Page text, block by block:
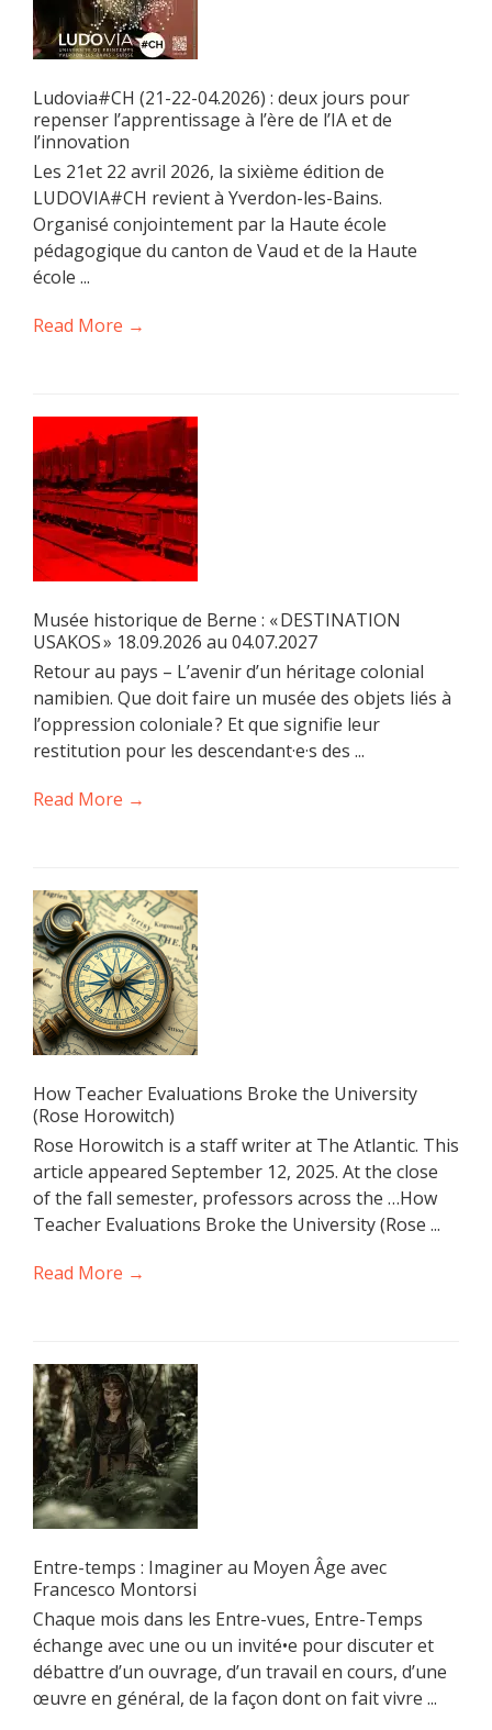
Ludovia#CH (21-22-04.2026) : deux jours pour
repenser l’apprentissage à l’ère de l’IA et de
l’innovation
Les 21et 22 avril 2026, la sixième édition de
LUDOVIA#CH revient à Yverdon-les-Bains.
Organisé conjointement par la Haute école
pédagogique du canton de Vaud et de la Haute
école ...
Read More →
Musée historique de Berne : « DESTINATION
USAKOS » 18.09.2026 au 04.07.2027
Retour au pays – L’avenir d’un héritage colonial
namibien. Que doit faire un musée des objets liés à
l’oppression coloniale ? Et que signifie leur
restitution pour les descendant·e·s des ...
Read More →
How Teacher Evaluations Broke the University
(Rose Horowitch)
Rose Horowitch is a staff writer at The Atlantic. This
article appeared September 12, 2025. At the close
of the fall semester, professors across the …How
Teacher Evaluations Broke the University (Rose ...
Read More →
Entre-temps : Imaginer au Moyen Âge avec
Francesco Montorsi
Chaque mois dans les Entre-vues, Entre-Temps
échange avec une ou un invité•e pour discuter et
débattre d’un ouvrage, d’un travail en cours, d’une
œuvre en général, de la façon dont on fait vivre ...